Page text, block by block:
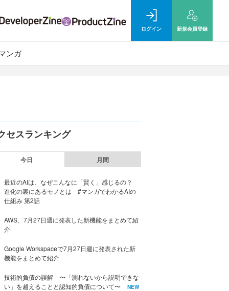
ログイン 新規会員登録
ンガ
セスランキング
今日 月間
最近のAIは、なぜこんなに「賢く」感じるの？
進化の裏にあるモノとは #マンガでわかるAIの
仕組み 第2話
AWS、7月27日週に発表した新機能をまとめて紹
介
Google Workspaceで7月27日週に発表された新
機能をまとめて紹介
技術的負債の誤解 〜「測れないから説明できな
い」を越えることと認知的負債について〜
NEW